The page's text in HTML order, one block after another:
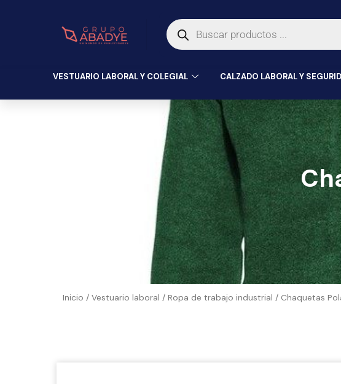
de
productos
VESTUARIO LABORAL Y COLEGIAL CALZADO LABORAL Y
Inicio / Vestuario laboral / Ropa de trabajo industrial / Chaquetas